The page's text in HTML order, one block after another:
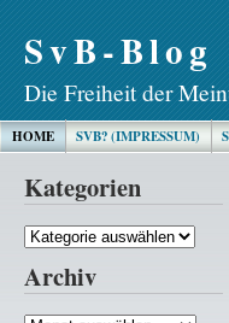
SvB-Blog
Die Freiheit der
HOME SVB? (IMPRESSUM)
Kategorien
Kategorien
Archiv